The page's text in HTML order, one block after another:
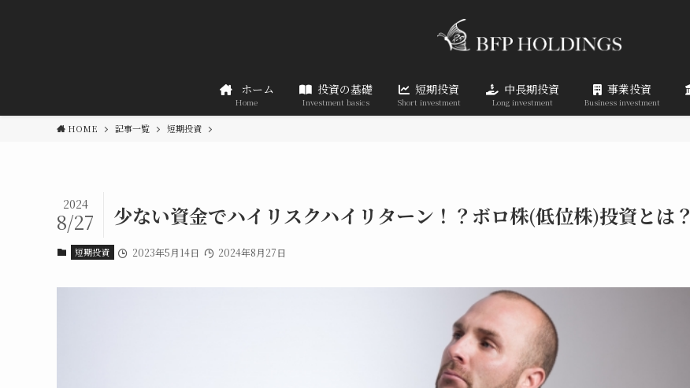
ホーム
Home
投資の基礎
Investment basics
短期投資
Short investment
中長期投資
Long investment
事業投資
Business investment
HOME 記事一覧 短期投資
少ない資金でハイリスクハイリターン！？ボロ株(低位株)投資とは？
2024
8/27
短期投資 2023年5月14日 2024年8月27日